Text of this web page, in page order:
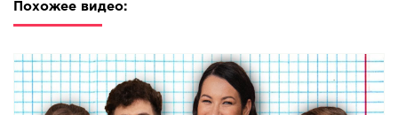
Похожее видео: